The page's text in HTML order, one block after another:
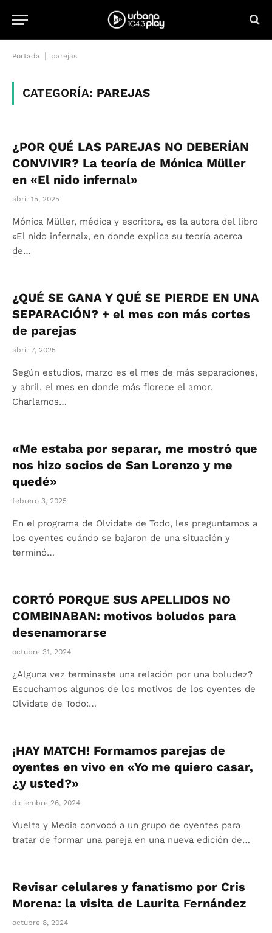
Portada parejas
CATEGORÍA: PAREJAS
¿POR QUÉ LAS PAREJAS NO DEBERÍAN
CONVIVIR? La teoría de Mónica Müller
en «El nido infernal»
abril 15, 2025
Mónica Müller, médica y escritora, es la autora del libro
«El nido infernal», en donde explica su teoría acerca
de…
¿QUÉ SE GANA Y QUÉ SE PIERDE EN UNA
SEPARACIÓN? + el mes con más cortes
de parejas
abril 7, 2025
Según estudios, marzo es el mes de más separaciones,
y abril, el mes en donde más florece el amor.
Charlamos…
«Me estaba por separar, me mostró que
nos hizo socios de San Lorenzo y me
quedé»
febrero 3, 2025
En el programa de Olvidate de Todo, les preguntamos a
los oyentes cuándo se bajaron de una situación y
terminó…
CORTÓ PORQUE SUS APELLIDOS NO
COMBINABAN: motivos boludos para
desenamorarse
octubre 31, 2024
¿Alguna vez terminaste una relación por una boludez?
Escuchamos algunos de los motivos de los oyentes de
Olvidate de Todo:…
¡HAY MATCH! Formamos parejas de
oyentes en vivo en «Yo me quiero casar,
¿y usted?»
diciembre 26, 2024
Vuelta y Media convocó a un grupo de oyentes para
tratar de formar una pareja en una nueva edición de…
Revisar celulares y fanatismo por Cris
Morena: la visita de Laurita Fernández
octubre 8, 2024